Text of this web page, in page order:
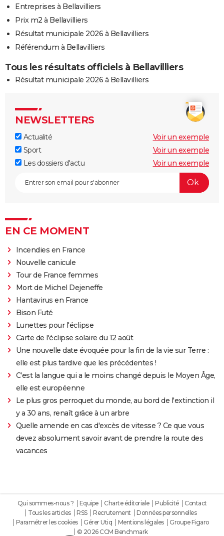
Entreprises à Bellavilliers
Prix m2 à Bellavilliers
Résultat municipale 2026 à Bellavilliers
Référendum à Bellavilliers
Tous les résultats officiels à Bellavilliers
Résultat municipale 2026 à Bellavilliers
NEWSLETTERS
Actualité
Voir un exemple
Sport
Voir un exemple
Les dossiers d'actu
Voir un exemple
EN CE MOMENT
Incendies en France
Nouvelle canicule
Tour de France femmes
Mort de Michel Dejeneffe
Hantavirus en France
Bison Futé
Lunettes pour l'éclipse
Carte de l'éclipse solaire du 12 août
Une nouvelle date évoquée pour la fin de la vie sur Terre :
elle est plus tardive que les précédentes !
C'est la langue qui a le moins changé depuis le Moyen Âge,
elle est européenne
Le plus gros perroquet du monde, au bord de l'extinction il
y a 30 ans, renaît grâce à un arbre
Quelle amende en cas d'excès de vitesse ? Ce que vous
devez absolument savoir avant de prendre la route des
vacances
Qui sommes-nous ? Equipe Charte éditoriale Publicité
Contact
Tous les articles
RSS Recrutement
Données personnelles
Paramétrer les cookies
Gérer Utiq Mentions légales
Groupe Figaro
© 2026 CCM Benchmark